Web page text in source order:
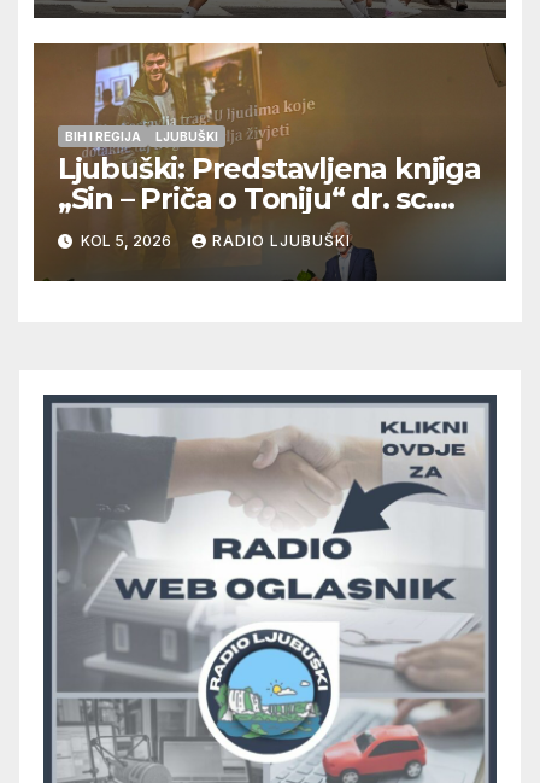
doigravanju, Grljevići završili
natjecanje
BIH I REGIJA LJUBUŠKI
Ljubuški: Predstavljena knjiga
„Sin – Priča o Toniju“ dr. sc.
Zdenka Hercega
KOL 5, 2026 RADIO LJUBUŠKI